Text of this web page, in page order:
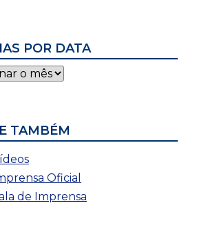
POR DATA
TAMBÉM
Oficial
de Imprensa